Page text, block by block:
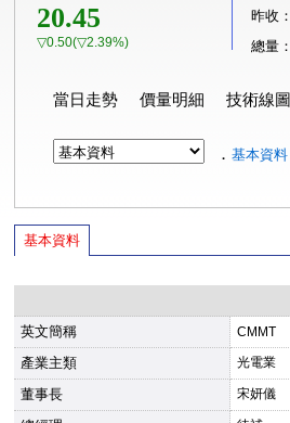
20.45
▽0.50(▽2.39%)
昨收：
總量：
當日走勢 價量明細 技術線圖
． 基本資料
基本資料
英文簡稱 CMMT
產業主類 光電業
董事長 宋妍儀